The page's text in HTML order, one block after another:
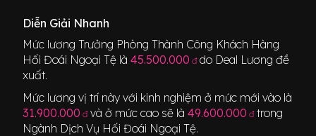
Diễn Giải Nhanh
Mức lươngTrưởng Phòng Thành Công Khách Hàng
Hối Đoái Ngoại Tệ là45.500.000 đdo Deal Lương đề
xuất.
Mức lương vị trí này với kinh nghiệm ở mức mới vào là
31.900.000 đ và ở mức cao sẽ là49.600.000 đ trong
Ngành Dịch Vụ Hối Đoái Ngoại Tệ.